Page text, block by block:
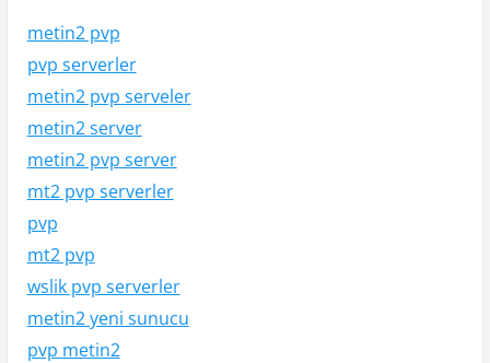
metin2 pvp
pvp serverler
metin2 pvp serveler
metin2 server
metin2 pvp server
mt2 pvp serverler
pvp
mt2 pvp
wslik pvp serverler
metin2 yeni sunucu
pvp metin2